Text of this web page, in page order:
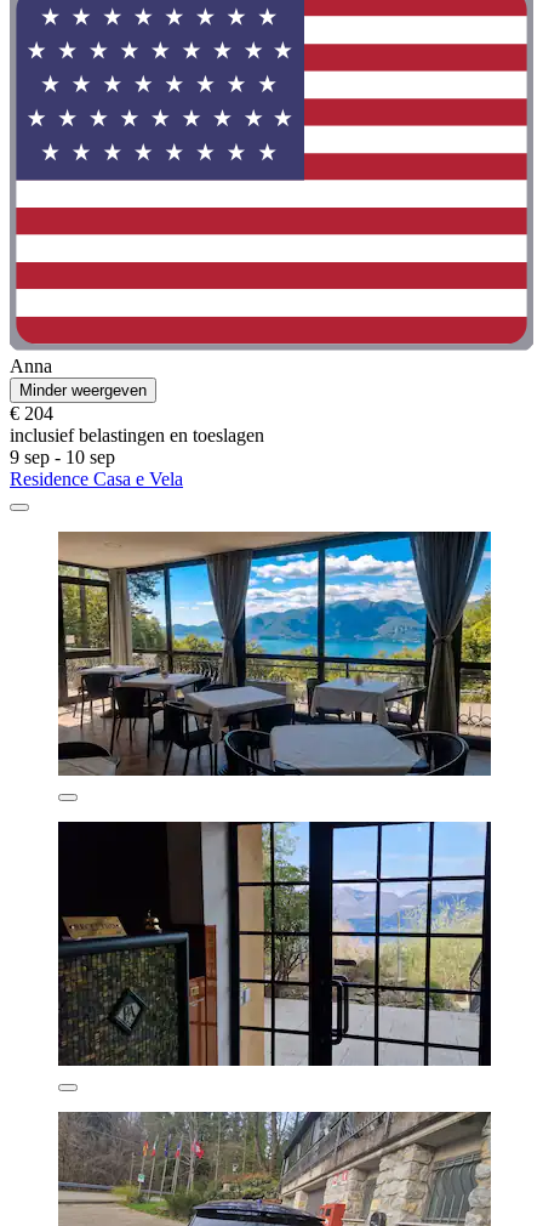
Anna
Minder weergeven
€ 204
inclusief belastingen en toeslagen
9 sep - 10 sep
Residence Casa e Vela